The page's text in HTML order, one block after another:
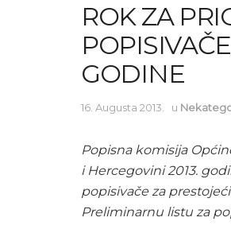
ROK ZA
GODINE
16. Augusta 2013. u
Popisna komisija
i Hercegovini 2013.
popisivače za
Preliminarnu listu za